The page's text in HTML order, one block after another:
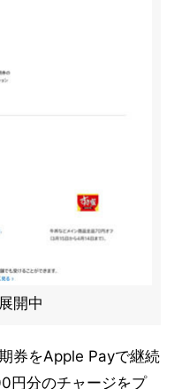
開中
券をApple Payで継続
円分のチャージをプ